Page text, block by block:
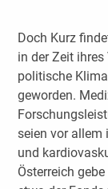
Doch Kurz
in der Zeit
politische
geworden.
seien vor allem
und
Österreich